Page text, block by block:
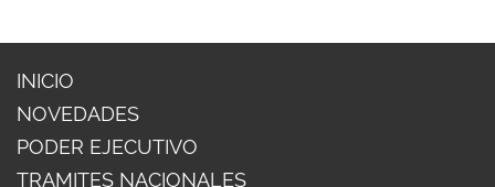
INICIO
NOVEDADES
PODER EJECUTIVO
TRAMITES NACIONALES